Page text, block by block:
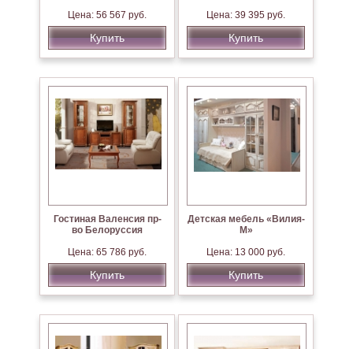
Цена: 56 567 руб.
Купить
Цена: 39 395 руб.
Купить
Гостиная Валенсия пр-
во Белоруссия
Цена: 65 786 руб.
Купить
Детская мебель «Вилия-
М»
Цена: 13 000 руб.
Купить